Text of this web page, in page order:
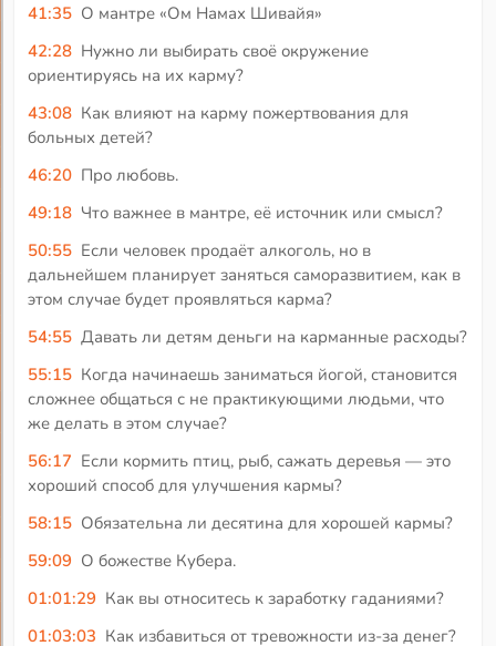
41:35 О мантре «Ом Намах Шивайя»
42:28 Нужно ли выбирать своё окружение
ориентируясь на их карму?
43:08 Как влияют на карму пожертвования для
больных детей?
46:20 Про любовь.
49:18 Что важнее в мантре, её источник или смысл?
50:55 Если человек продаёт алкоголь, но в
дальнейшем планирует заняться саморазвитием, как в
этом случае будет проявляться карма?
54:55 Давать ли детям деньги на карманные расходы?
55:15 Когда начинаешь заниматься йогой, становится
сложнее общаться с не практикующими людьми, что
же делать в этом случае?
56:17 Если кормить птиц, рыб, сажать деревья — это
хороший способ для улучшения кармы?
58:15 Обязательна ли десятина для хорошей кармы?
59:09 О божестве Кубера.
01:01:29 Как вы относитесь к заработку гаданиями?
01:03:03 Как избавиться от тревожности из-за денег?